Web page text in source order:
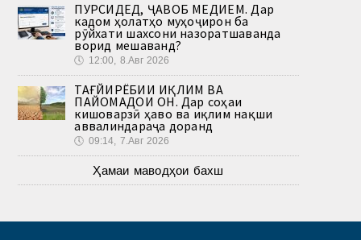
ПУРСИДЕД, ҶАВОБ МЕДИҲЕМ. Дар
кадом ҳолатҳо муҳоҷирон ба
рӯйхати шахсони назоратшаванда
ворид мешаванд?
🕔 12:00, 8.Авг 2026
ТАҒЙИРЁБИИ ИҚЛИМ ВА
ПАЙОМАДҲОИ ОН. Дар соҳаи
кишоварзӣ ҳаво ва иқлим нақши
аввалиндараҷа доранд
🕔 09:14, 7.Авг 2026
Ҳамаи маводҳои бахш